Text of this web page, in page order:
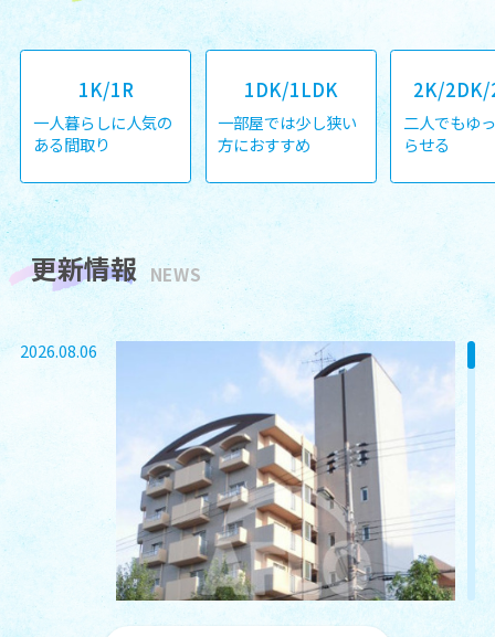
1K/1R
一人暮らしに人気の
ある間取り
1DK/1LDK
一部屋では少し狭い
方におすすめ
2K/2DK/
二人でもゆ
らせる
更新情報 NEWS
2026.08.06